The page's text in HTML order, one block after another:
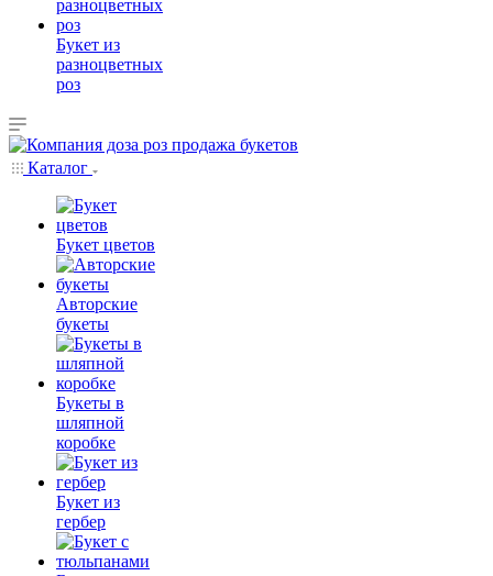
Букет из
разноцветных
роз
Каталог
Букет цветов
Авторские
букеты
Букеты в
шляпной
коробке
Букет из
гербер